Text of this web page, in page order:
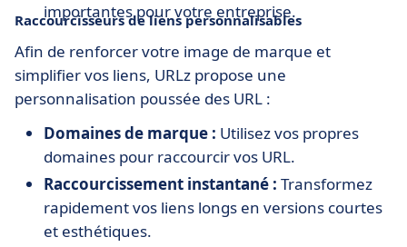
importantes pour votre entreprise.
Raccourcisseurs de liens personnalisables
Afin de renforcer votre image de marque et
simplifier vos liens, URLz propose une
personnalisation poussée des URL :
Domaines de marque : Utilisez vos propres
domaines pour raccourcir vos URL.
Raccourcissement instantané : Transformez
rapidement vos liens longs en versions courtes
et esthétiques.